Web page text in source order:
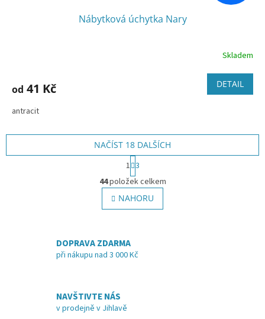
Nábytková úchytka Nary
Skladem
od 41 Kč DETAIL
antracit
O
v
l
á
í
NAČÍST 18 DALŠÍCH
S
t
r
á
n
k
n
í
1 3
44položek celkem
NAHORU
DOPRAVA ZDARMA
při nákupu nad 3 000 Kč
NAVŠTIVTE NÁS
v prodejně v Jihlavě